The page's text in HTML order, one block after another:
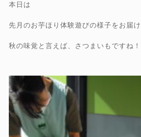
本日は
先月のお芋ほり体験遊びの様子をお届け
秋の味覚と言えば、さつまいもですね！